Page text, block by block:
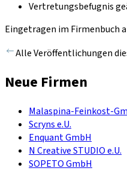
Vertretungsbefugnis
Eingetragen im Firmenbuch
Alle Veröffentlichungen
Neue Firmen
Malaspina-Feinkost-
Scryns e.U.
Enquant GmbH
N Creative STUDIO e.U.
SOPETO GmbH